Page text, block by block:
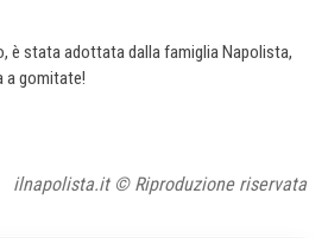
è stata adottata dalla famiglia Napolista,
a gomitate!
ilnapolista.it © Riproduzione riservata